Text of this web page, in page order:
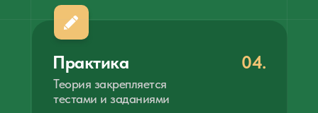
Теория закрепляется
тестами и заданиями
04.
Практика